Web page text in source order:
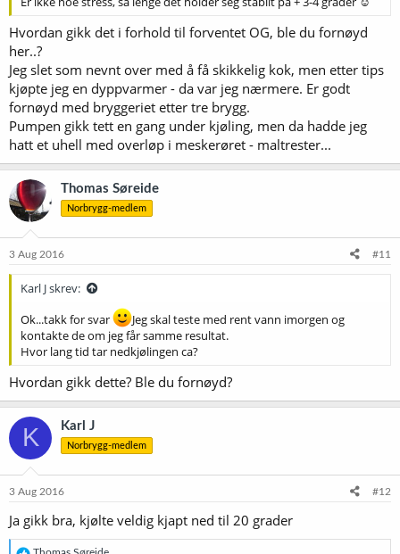
Hvordan gikk det i forhold til forventet OG, ble du fornøyd
her..?
Jeg slet som nevnt over med å få skikkelig kok, men etter tips
kjøpte jeg en dyppvarmer - da var jeg nærmere. Er godt
fornøyd med bryggeriet etter tre brygg.
Pumpen gikk tett en gang under kjøling, men da hadde jeg
hatt et uhell med overløp i meskerøret - maltrester...
Thomas Søreide
Norbrygg-medlem
3 Aug 2016 #11
Karl J skrev:
Ok...takk for svar
Jeg skal teste med rent vann imorgen og
kontakte de om jeg får samme resultat.
Hvor lang tid tar nedkjølingen ca?
Hvordan gikk dette? Ble du fornøyd?
K Karl J
Norbrygg-medlem
3 Aug 2016 #12
Ja gikk bra, kjølte veldig kjapt ned til 20 grader
R